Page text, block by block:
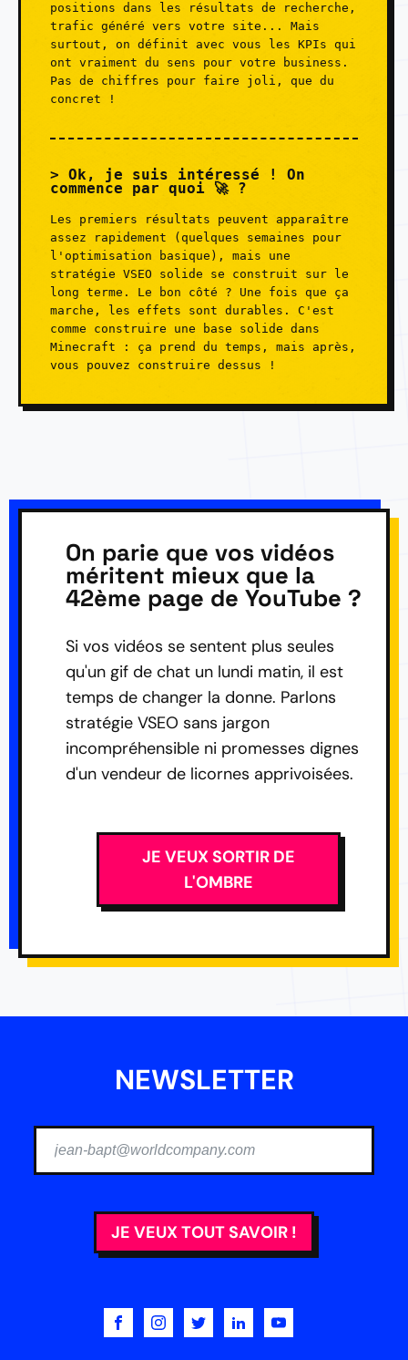
positions dans les résultats de recherche,
trafic généré vers votre site... Mais
surtout, on définit avec vous les KPIs qui
ont vraiment du sens pour votre business.
Pas de chiffres pour faire joli, que du
concret !
Ok, je suis intéressé ! On
commence par quoi 🚀 ?
Les premiers résultats peuvent apparaître
assez rapidement (quelques semaines pour
l'optimisation basique), mais une
stratégie VSEO solide se construit sur le
long terme. Le bon côté ? Une fois que ça
marche, les effets sont durables. C'est
comme construire une base solide dans
Minecraft : ça prend du temps, mais après,
vous pouvez construire dessus !
On parie que vos vidéos
méritent mieux que la
42ème page de YouTube ?
Si vos vidéos se sentent plus seules
qu'un gif de chat un lundi matin, il est
temps de changer la donne. Parlons
stratégie VSEO sans jargon
incompréhensible ni promesses dignes
d'un vendeur de licornes apprivoisées.
JE VEUX SORTIR DE
L'OMBRE
NEWSLETTER
JE VEUX TOUT SAVOIR !